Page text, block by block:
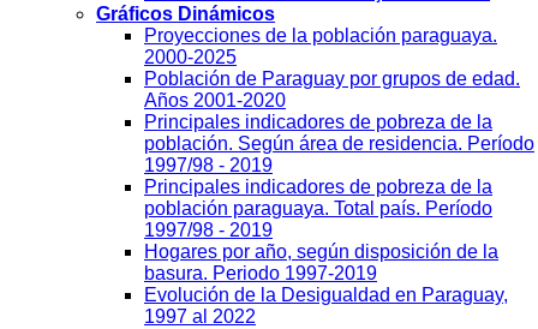
Gráficos Dinámicos
Proyecciones de la población paraguaya.
2000-2025
Población de Paraguay por grupos de edad.
Años 2001-2020
Principales indicadores de pobreza de la
población. Según área de residencia. Período
1997/98 - 2019
Principales indicadores de pobreza de la
población paraguaya. Total país. Período
1997/98 - 2019
Hogares por año, según disposición de la
basura. Periodo 1997-2019
Evolución de la Desigualdad en Paraguay,
1997 al 2022